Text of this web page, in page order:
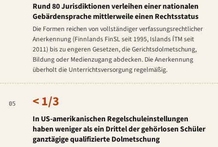
Rund 80 Jurisdiktionen verleihen einer nationalen
Gebärdensprache mittlerweile einen Rechtsstatus
Die Formen reichen von vollständiger verfassungsrechtlicher
Anerkennung (Finnlands FinSL seit 1995, Islands ÍTM seit
2011) bis zu engeren Gesetzen, die Gerichtsdolmetschung,
Bildung oder Medienzugang abdecken. Die Anerkennung
überholt die Unterrichtsversorgung regelmäßig.
05 < 1/3
In US-amerikanischen Regelschuleinstellungen
haben weniger als ein Drittel der gehörlosen Schüler
ganztägige qualifizierte Dolmetschung